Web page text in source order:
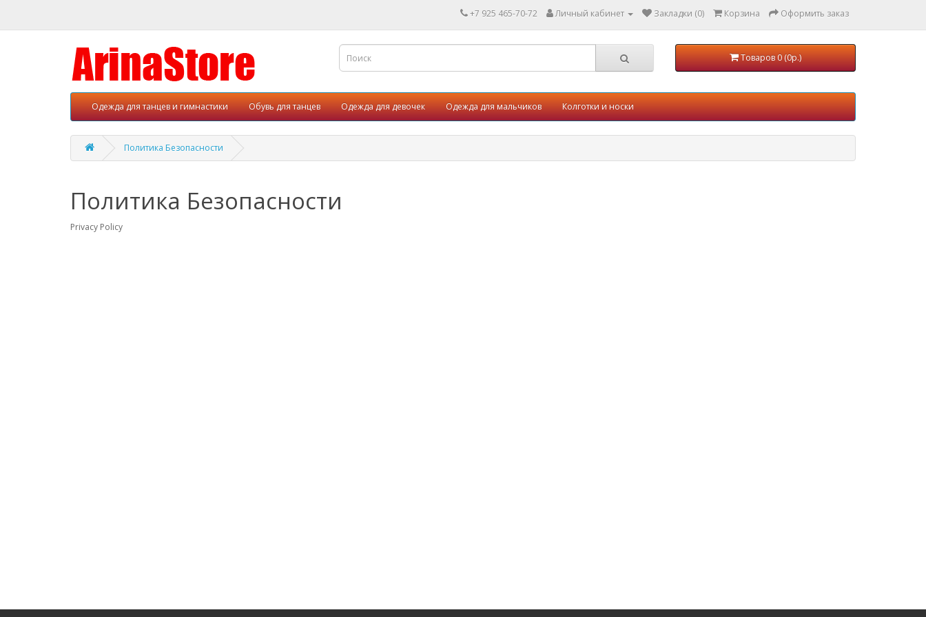
+7 925 465-70-72 Личный кабинет Закладки (0) Корзина Оформить заказ
Товаров 0 (0р.)
Одежда для танцев и гимнастики Обувь для танцев Одежда для девочек Одежда для мальчиков Колготки и носки
Политика Безопасности
Политика Безопасности
Privacy Policy